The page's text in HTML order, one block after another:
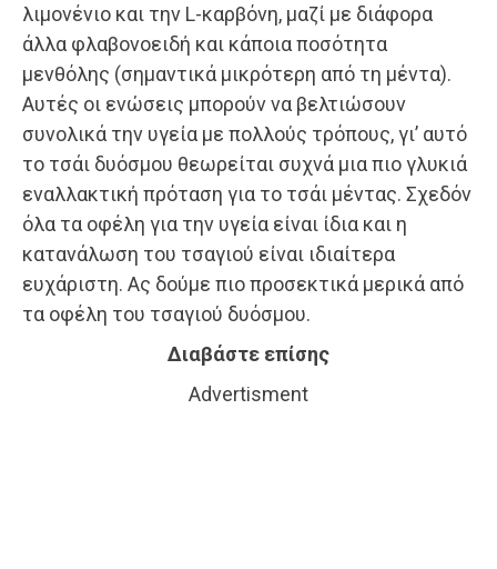
λιμονένιο και την L-καρβόνη, μαζί με διάφορα
άλλα φλαβονοειδή και κάποια ποσότητα
μενθόλης (σημαντικά μικρότερη από τη μέντα).
Αυτές οι ενώσεις μπορούν να βελτιώσουν
συνολικά την υγεία με πολλούς τρόπους, γι’ αυτό
το τσάι δυόσμου θεωρείται συχνά μια πιο γλυκιά
εναλλακτική πρόταση για το τσάι μέντας. Σχεδόν
όλα τα οφέλη για την υγεία είναι ίδια και η
κατανάλωση του τσαγιού είναι ιδιαίτερα
ευχάριστη. Ας δούμε πιο προσεκτικά μερικά από
τα οφέλη του τσαγιού δυόσμου.
Διαβάστε επίσης
Advertisment